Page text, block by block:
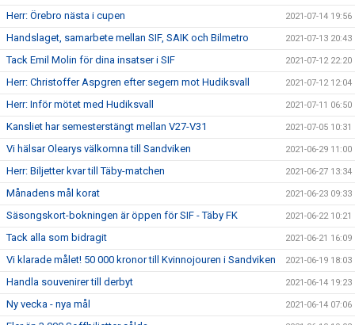
Herr: Örebro nästa i cupen 2021-07-14 19:56
Handslaget, samarbete mellan SIF, SAIK och Bilmetro 2021-07-13 20:43
Tack Emil Molin för dina insatser i SIF 2021-07-12 22:20
Herr: Christoffer Aspgren efter segern mot Hudiksvall 2021-07-12 12:04
Herr: Inför mötet med Hudiksvall 2021-07-11 06:50
Kansliet har semesterstängt mellan V27-V31 2021-07-05 10:31
Vi hälsar Olearys välkomna till Sandviken 2021-06-29 11:00
Herr: Biljetter kvar till Täby-matchen 2021-06-27 13:34
Månadens mål korat 2021-06-23 09:33
Säsongskort-bokningen är öppen för SIF - Täby FK 2021-06-22 10:21
Tack alla som bidragit 2021-06-21 16:09
Vi klarade målet! 50 000 kronor till Kvinnojouren i Sandviken 2021-06-19 18:03
Handla souvenirer till derbyt 2021-06-14 19:23
Ny vecka - nya mål 2021-06-14 07:06